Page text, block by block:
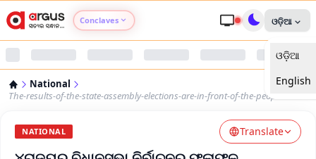
Conclaves
Argus Nari Shakti
ଓଡ଼ିଆ
ଓଡ଼ିଆ
English
National
The-results-of-the-state-assembly-elections-are-in-front-of-the-people
NATIONAL Translate